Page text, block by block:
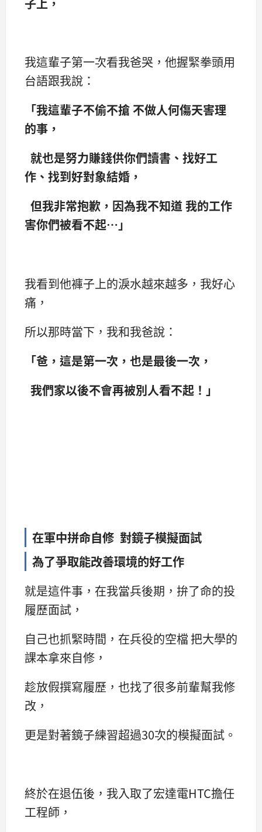
我這輩子第一次看我爸哭，他握緊拳頭用
台語跟我說：
「我這輩子不偷不搶 不做人何傷天害理
的事，
就也是努力賺錢供你們讀書、找好工
作、找到好對象結婚，
但我非常抱歉，因為我不知道 我的工作
害你們被看不起…」
我看到他褲子上的淚水越來越多，我好心
痛，
所以那時當下，我和我爸說：
「爸，這是第一次，也是最後一次，
我們家以後不會再被別人看不起！」
在軍中拼命自修 對鏡子模擬面試
為了爭取能改善環境的好工作
就是這件事，在我當兵後期，拚了命的投
履歷面試，
自己也抓緊時間，在兵役的空檔 把大學的
課本拿來自修，
趁放假撰寫履歷，也找了很多前輩幫我修
改，
更是對著鏡子練習超過30次的模擬面試。
終於在退伍後，我入取了宏達電HTC擔任
工程師，